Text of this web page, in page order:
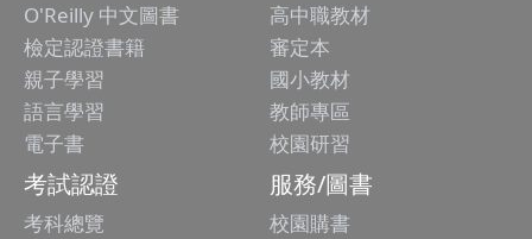
O'Reilly 中文圖書
檢定認證書籍
親子學習
語言學習
電子書
高中職教材
審定本
國小教材
教師專區
校園研習
考試認證
考科總覽
服務/圖書
校園購書